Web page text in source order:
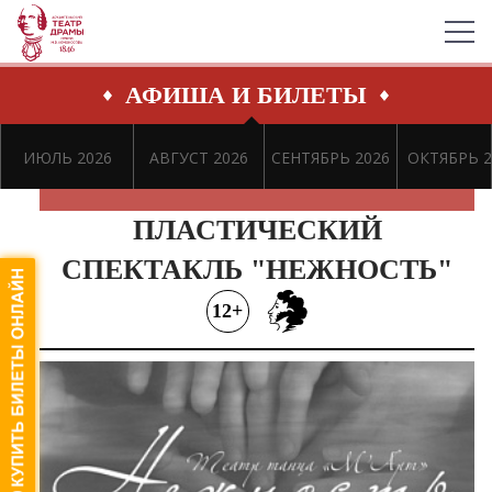
АФИША И БИЛЕТЫ
ИЮЛЬ 2026 АВГУСТ 2026 СЕНТЯБРЬ 2026 ОКТЯБРЬ
ПЛАСТИЧЕСКИЙ
СПЕКТАКЛЬ "НЕЖНОСТЬ"
12+